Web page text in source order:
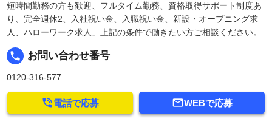
短時間勤務の方も歓迎、フルタイム勤務、資格取得サポート制度あ
り、完全週休2、入社祝い金、入職祝い金、新設・オープニング求
人、ハローワーク求人」上記の条件で働きたい方ご相談ください。
local_phone お問い合わせ番号
0120-316-577
WEBで応募
電話で応募